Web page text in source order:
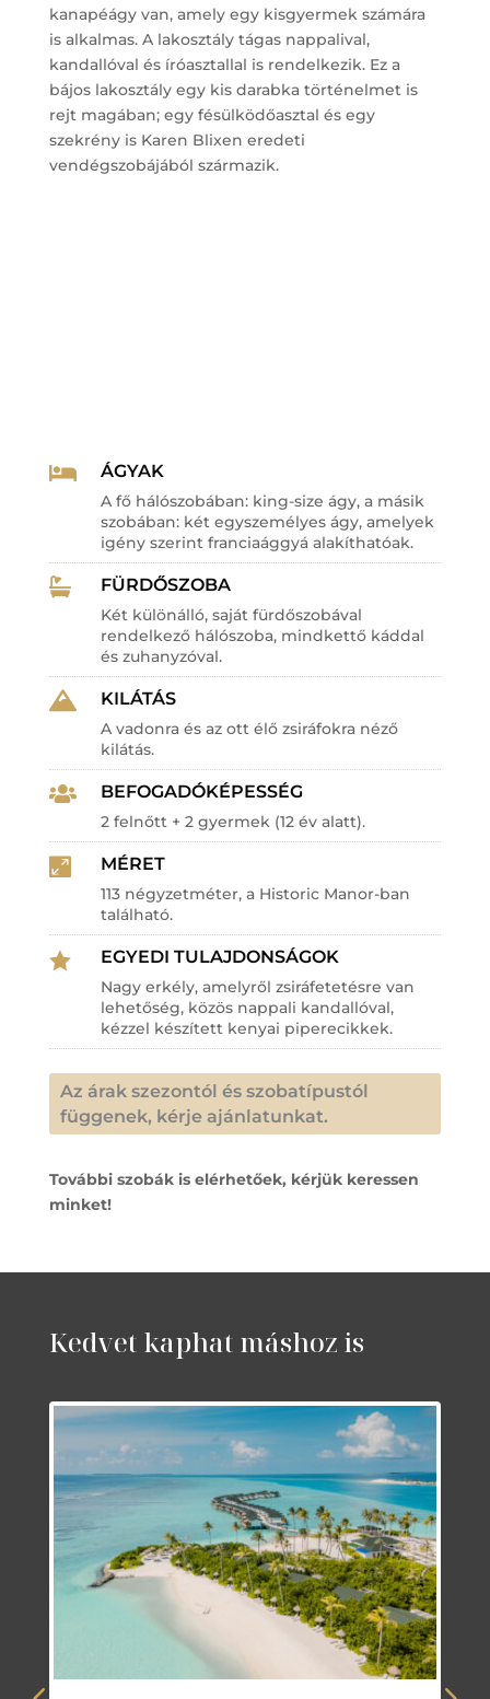
kanapéágy van, amely egy kisgyermek számára
is alkalmas. A lakosztály tágas nappalival,
kandallóval és íróasztallal is rendelkezik. Ez a
bájos lakosztály egy kis darabka történelmet is
rejt magában; egy fésülködőasztal és egy
szekrény is Karen Blixen eredeti
vendégszobájából származik.
 ÁGYAK
A fő hálószobában: king-size ágy, a másik
szobában: két egyszemélyes ágy, amelyek
igény szerint franciaággyá alakíthatóak.
 FÜRDŐSZOBA
Két különálló, saját fürdőszobával
rendelkező hálószoba, mindkettő káddal
és zuhanyzóval.
 KILÁTÁS
A vadonra és az ott élő zsiráfokra néző
kilátás.
 BEFOGADÓKÉPESSÉG
2 felnőtt + 2 gyermek (12 év alatt).
 MÉRET
113 négyzetméter, a Historic Manor-ban
található.
 EGYEDI TULAJDONSÁGOK
Nagy erkély, amelyről zsiráfetetésre van
lehetőség, közös nappali kandallóval,
kézzel készített kenyai piperecikkek.
Az árak szezontól és szobatípustól
függenek, kérje ajánlatunkat.
További szobák is elérhetőek, kérjük keressen
minket!
Kedvet kaphat máshoz is